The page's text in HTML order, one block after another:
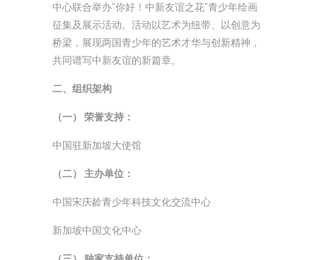
中心联合举办“你好！中新友谊之花”青少年绘画
征集及展示活动。活动以艺术为纽带、以创意为
桥梁，展现两国青少年的艺术才华与创新精神，
共同谱写中新友谊的新篇章。
二、组织架构
（一） 荣誉支持：
中国驻新加坡大使馆
（二） 主办单位：
中国宋庆龄青少年科技文化交流中心
新加坡中国文化中心